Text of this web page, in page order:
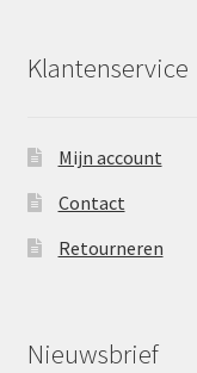
Klantenservice
Mijn account
Contact
Retourneren
Nieuwsbrief